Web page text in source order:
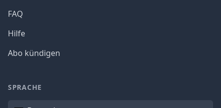
FAQ
Hilfe
Abo kündigen
SPRACHE
Sprache